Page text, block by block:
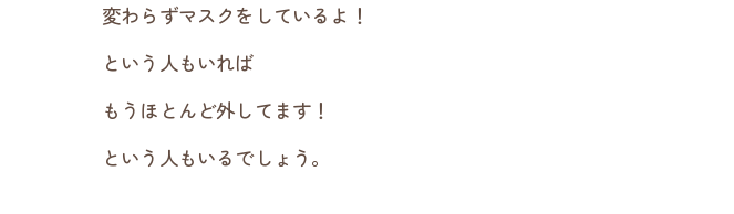
変わらずマスクをしているよ！
という人もいれば
もうほとんど外してます！
という人もいるでしょう。